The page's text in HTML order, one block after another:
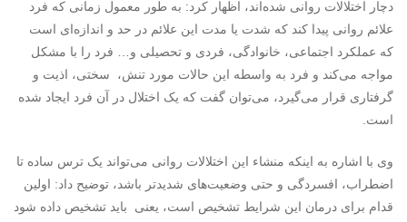
دچار اختلالات روانی شده‌اند، اظهار کرد: به طور معمول زمانی که فرد
علائم روانی پیدا کند که شدت یا مدت این علائم در حد و اندازه‌ای است
که عملکرد اجتماعی، خانوادگی، فردی و تحصیلی و… فرد را با مشکل
مواجه می‌کند و فرد به واسطه این حالات مورد تنش، سختی، اذیت و
گرفتاری قرار می‌گیرد، می‌توان گفت که یک اختلال در آن فرد ایجاد شده
است.
وی با اشاره به اینکه منشاء این اختلالات روانی می‌تواند یک ترس ساده تا
اضطراب، افسردگی و حتی وضعیت‌های شدیدتر باشد، توضیح داد: اولین
قدام برای درمان این شرایط تشخیص است، یعنی باید تشخیص داده شود